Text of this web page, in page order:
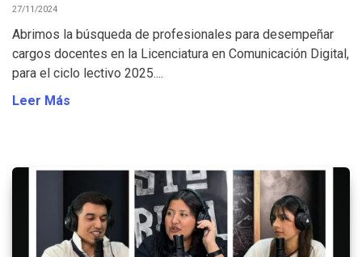
27/11/2024
Abrimos la búsqueda de profesionales para desempeñar
cargos docentes en la Licenciatura en Comunicación Digital,
para el ciclo lectivo 2025....
Leer Más